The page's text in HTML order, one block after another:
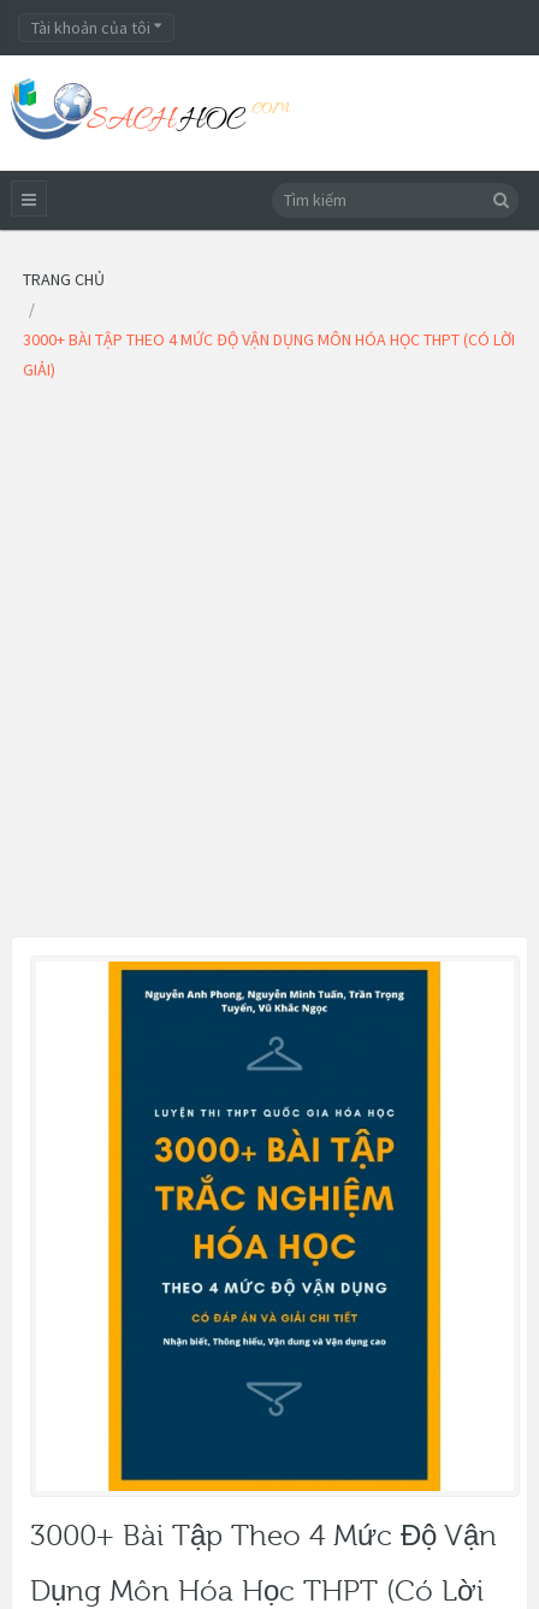
Tài khoản của tôi
TRANG CHỦ
3000+ BÀI TẬP THEO 4 MỨC ĐỘ VẬN DỤNG MÔN HÓA HỌC THPT (CÓ LỜI
GIẢI)
3000+ Bài Tập Theo 4 Mức Độ Vận
Dụng Môn Hóa Học THPT (có Lời